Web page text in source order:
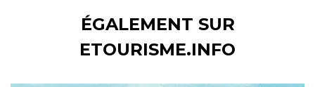
ÉGALEMENT SUR
ETOURISME.INFO